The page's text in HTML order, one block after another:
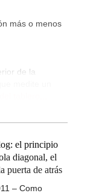
más o menos
de la
el principio
diagonal, el
puerta de atrás
– Como